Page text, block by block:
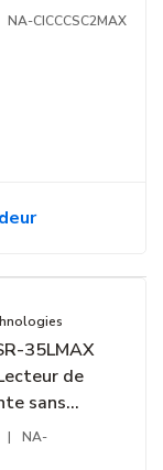
NA-CICCCSC2MAX
35LMAX
de
sans
montage
|
NA-